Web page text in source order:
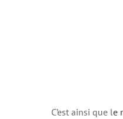
C’est ainsi que le